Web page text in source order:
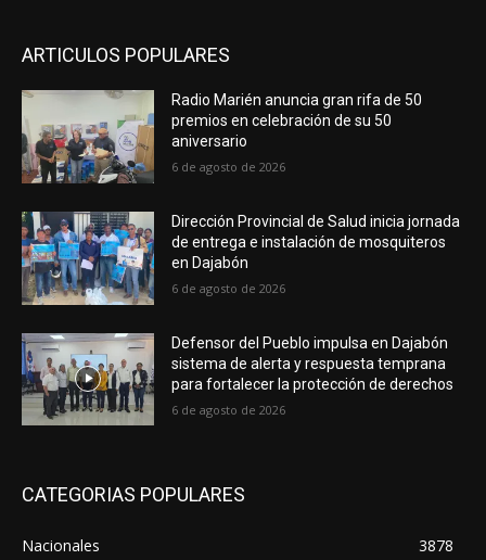
ARTICULOS POPULARES
Radio Marién anuncia gran rifa de 50
premios en celebración de su 50
aniversario
6 de agosto de 2026
Dirección Provincial de Salud inicia jornada
de entrega e instalación de mosquiteros
en Dajabón
6 de agosto de 2026
Defensor del Pueblo impulsa en Dajabón
sistema de alerta y respuesta temprana
para fortalecer la protección de derechos
6 de agosto de 2026
CATEGORIAS POPULARES
Nacionales
3878